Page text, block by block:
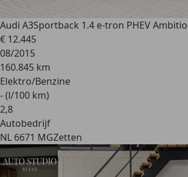
Audi A3Sportback 1.4 e-tron PHEV
€ 12.445
08/2015
160.845 km
Elektro/Benzine
- (l/100 km)
2,8
Autobedrijf
NL 6671 MGZetten